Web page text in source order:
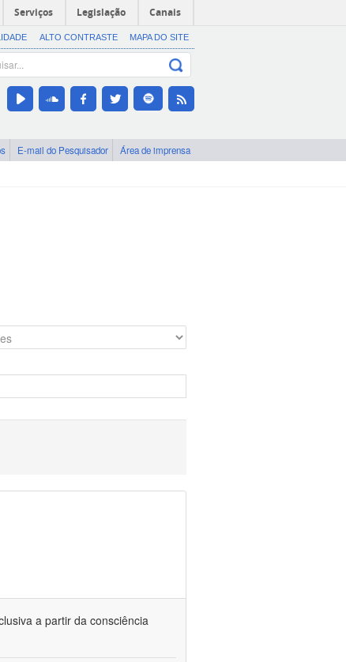
Serviços Legislação Canais
ALTO CONTRASTE MAPA DO SITE
E-mail do Pesquisador Área de imprensa
a partir da consciência